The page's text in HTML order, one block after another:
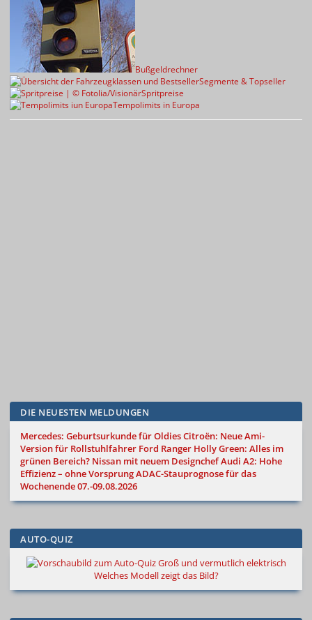
Bußgeldrechner
Segmente & Topseller
Spritpreise
Tempolimits in Europa
DIE NEUESTEN MELDUNGEN
Mercedes: Geburtsurkunde für OldiesCitroën: Neue Ami-
Version für Rollstuhlfahrer Ford Ranger Holly Green: Alles im
grünen Bereich? Nissan mit neuem DesignchefAudi A2: Hohe
Effizienz – ohne VorsprungADAC-Stauprognose für das
Wochenende 07.-09.08.2026
AUTO-QUIZ
Groß und vermutlich elektrisch
Welches Modell zeigt das Bild?